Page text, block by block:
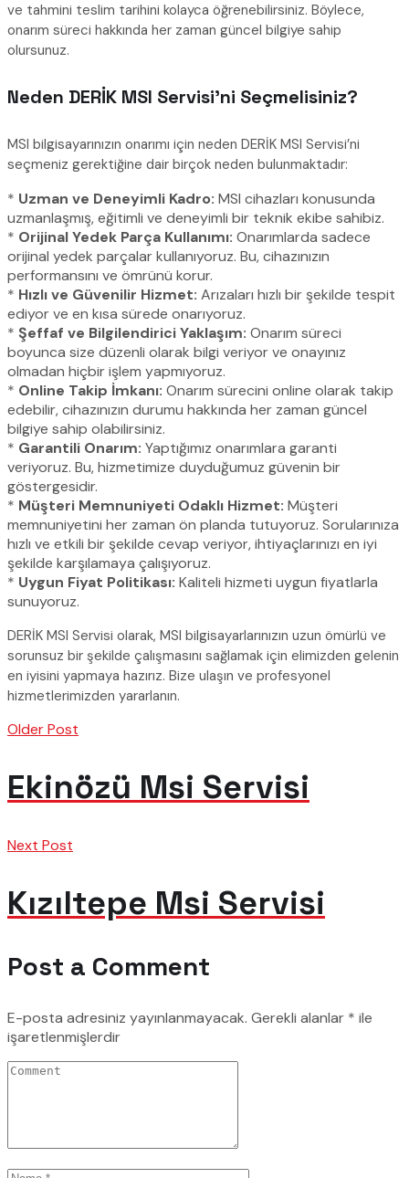
ve tahmini teslim tarihini kolayca öğrenebilirsiniz. Böylece,
onarım süreci hakkında her zaman güncel bilgiye sahip
olursunuz.
Neden DERİK MSI Servisi’ni Seçmelisiniz?
MSI bilgisayarınızın onarımı için neden DERİK MSI Servisi’ni
seçmeniz gerektiğine dair birçok neden bulunmaktadır:
* Uzman ve Deneyimli Kadro: MSI cihazları konusunda
uzmanlaşmış, eğitimli ve deneyimli bir teknik ekibe sahibiz.
* Orijinal Yedek Parça Kullanımı: Onarımlarda sadece
orijinal yedek parçalar kullanıyoruz. Bu, cihazınızın
performansını ve ömrünü korur.
* Hızlı ve Güvenilir Hizmet: Arızaları hızlı bir şekilde tespit
ediyor ve en kısa sürede onarıyoruz.
* Şeffaf ve Bilgilendirici Yaklaşım: Onarım süreci
boyunca size düzenli olarak bilgi veriyor ve onayınız
olmadan hiçbir işlem yapmıyoruz.
* Online Takip İmkanı: Onarım sürecini online olarak takip
edebilir, cihazınızın durumu hakkında her zaman güncel
bilgiye sahip olabilirsiniz.
* Garantili Onarım: Yaptığımız onarımlara garanti
veriyoruz. Bu, hizmetimize duyduğumuz güvenin bir
göstergesidir.
* Müşteri Memnuniyeti Odaklı Hizmet: Müşteri
memnuniyetini her zaman ön planda tutuyoruz. Sorularınıza
hızlı ve etkili bir şekilde cevap veriyor, ihtiyaçlarınızı en iyi
şekilde karşılamaya çalışıyoruz.
* Uygun Fiyat Politikası: Kaliteli hizmeti uygun fiyatlarla
sunuyoruz.
DERİK MSI Servisi olarak, MSI bilgisayarlarınızın uzun ömürlü ve
sorunsuz bir şekilde çalışmasını sağlamak için elimizden gelenin
en iyisini yapmaya hazırız. Bize ulaşın ve profesyonel
hizmetlerimizden yararlanın.
Older Post
Ekinözü Msi Servisi
Next Post
Kızıltepe Msi Servisi
Post a Comment
E-posta adresiniz yayınlanmayacak. Gerekli alanlar * ile
işaretlenmişlerdir